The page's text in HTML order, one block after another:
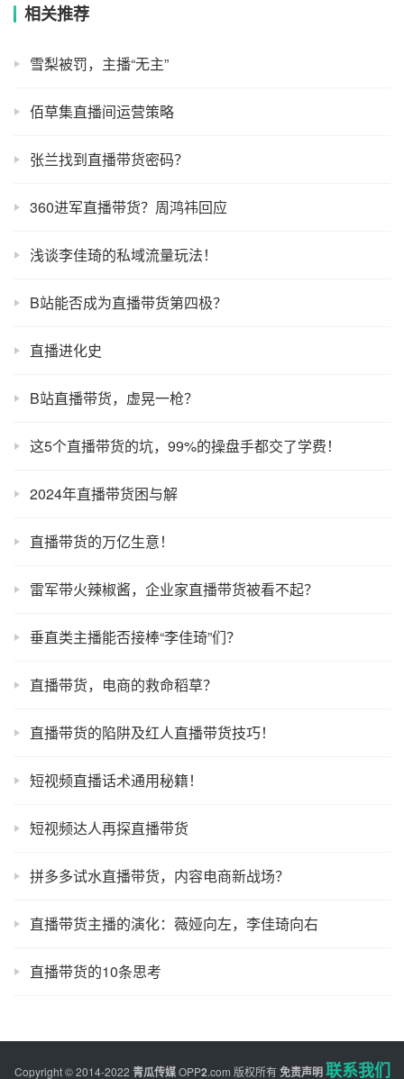
相关推荐
雪梨被罚，主播“无主”
佰草集直播间运营策略
张兰找到直播带货密码？
360进军直播带货？周鸿祎回应
浅谈李佳琦的私域流量玩法！
B站能否成为直播带货第四极？
直播进化史
B站直播带货，虚晃一枪？
这5个直播带货的坑，99%的操盘手都交了学费！
2024年直播带货困与解
直播带货的万亿生意！
雷军带火辣椒酱，企业家直播带货被看不起？
垂直类主播能否接棒“李佳琦”们？
直播带货，电商的救命稻草？
直播带货的陷阱及红人直播带货技巧！
短视频直播话术通用秘籍！
短视频达人再探直播带货
拼多多试水直播带货，内容电商新战场？
直播带货主播的演化：薇娅向左，李佳琦向右
直播带货的10条思考
Copyright © 2014-2022 青瓜传媒 OPP2.com 版权所有免责声明联系我们